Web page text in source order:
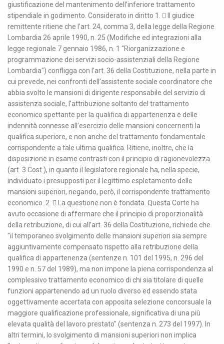
giustificazione del mantenimento dell’inferiore trattamento
stipendiale in godimento. Considerato in diritto 1.  Il giudice
remittente ritiene che l’art. 24, comma 3, della legge della Regione
Lombardia 26 aprile 1990, n. 25 (Modifiche ed integrazioni alla
legge regionale 7 gennaio 1986, n. 1 "Riorganizzazione e
programmazione dei servizi socio-assistenziali della Regione
Lombardia") confligga con l’art. 36 della Costituzione, nella parte in
cui prevede, nei confronti dell’assistente sociale coordinatore che
abbia svolto le mansioni di dirigente responsabile del servizio di
assistenza sociale, l’attribuzione soltanto del trattamento
economico spettante per la qualifica di appartenenza e delle
indennità connesse all’esercizio delle mansioni concernenti la
qualifica superiore, e non anche del trattamento fondamentale
corrispondente a tale ultima qualifica. Ritiene, inoltre, che la
disposizione in esame contrasti con il principio di ragionevolezza
(art. 3 Cost.), in quanto il legislatore regionale ha, nella specie,
individuato i presupposti per il legittimo espletamento delle
mansioni superiori, negando, però, il corrispondente trattamento
economico. 2.  La questione non è fondata. Questa Corte ha
avuto occasione di affermare che il principio di proporzionalità
della retribuzione, di cui all’art. 36 della Costituzione, richiede che
"il temporaneo svolgimento delle mansioni superiori sia sempre
aggiuntivamente compensato rispetto alla retribuzione della
qualifica di appartenenza (sentenze n. 101 del 1995, n. 296 del
1990 e n. 57 del 1989), ma non impone la piena corrispondenza al
complessivo trattamento economico di chi sia titolare di quelle
funzioni appartenendo ad un ruolo diverso ed essendo stata
oggettivamente accertata con apposita selezione concorsuale la
maggiore qualificazione professionale, significativa di una più
elevata qualità del lavoro prestato" (sentenza n. 273 del 1997). In
altri termini, lo svolgimento di mansioni superiori non implica